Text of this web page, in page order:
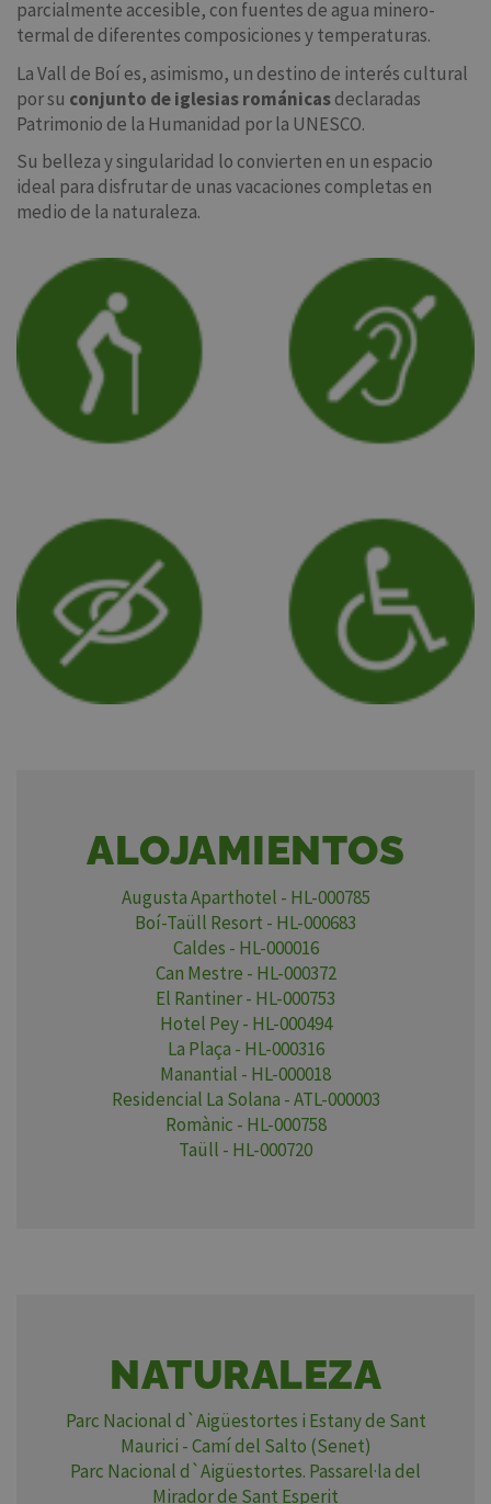
parcialmente accesible, con fuentes de agua minero-
termal de diferentes composiciones y temperaturas.
La Vall de Boí es, asimismo, un destino de interés cultural
por su conjunto de iglesias románicasdeclaradas
Patrimonio de la Humanidad por la UNESCO.
Su belleza y singularidad lo convierten en un espacio
ideal para disfrutar de unas vacaciones completas en
medio de la naturaleza.
ALOJAMIENTOS
Augusta Aparthotel - HL-000785
Boí-Taüll Resort - HL-000683
Caldes - HL-000016
Can Mestre - HL-000372
El Rantiner - HL-000753
Hotel Pey - HL-000494
La Plaça - HL-000316
Manantial - HL-000018
Residencial La Solana - ATL-000003
Romànic - HL-000758
Taüll - HL-000720
NATURALEZA
Parc Nacional d`Aigüestortes i Estany de Sant
Maurici - Camí del Salto (Senet)
Parc Nacional d`Aigüestortes. Passarel·la del
Mirador de Sant Esperit